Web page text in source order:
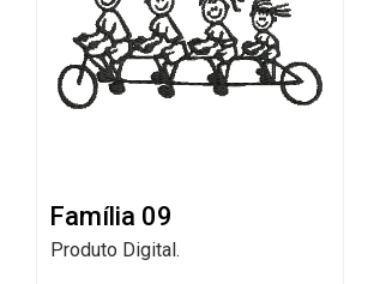
Família 09
Produto Digital.